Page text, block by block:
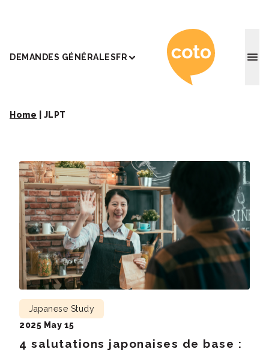
DEMANDES GÉNÉRALESFR Coto
Home JLPT
4 salutations japonaises de base :
Japanese Study
2025 May 15